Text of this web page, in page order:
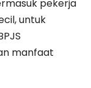
pekerja
untuk
manfaat